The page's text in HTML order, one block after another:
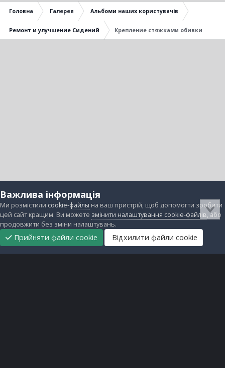
Головна Галерея Альбоми наших користувачів
Ремонт и улучшение Сидений Крепление стяжками обивки
Важлива інформація
Ми розмістили cookie-файлы на ваш пристрій, щоб допомогти зробити
цей сайт кращим. Ви можете змінити налаштування cookie-файлів, або
продовжити без зміни налаштувань.
Прийняти файли cookie Відхилити файли cookie
Головна
Підтримати
нас
Прибрати
рекламу
Завантаження Непрочитані Реєстрація